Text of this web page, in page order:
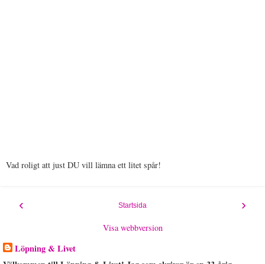
Vad roligt att just DU vill lämna ett litet spår!
‹ ›
Startsida
Visa webbversion
Löpning & Livet